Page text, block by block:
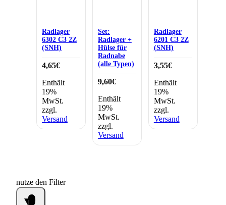
Radlager
6302 C3 2Z
(SNH)
4,65€
Enthält
19%
MwSt.
zzgl.
Versand
Set:
Radlager +
Hülse für
Radnabe
(alle Typen)
9,60€
Enthält
19%
MwSt.
zzgl.
Versand
Radlager
6201 C3 2Z
(SNH)
3,55€
Enthält
19%
MwSt.
zzgl.
Versand
nutze den Filter